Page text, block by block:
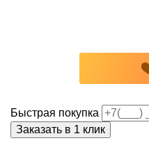
Быстрая покупка